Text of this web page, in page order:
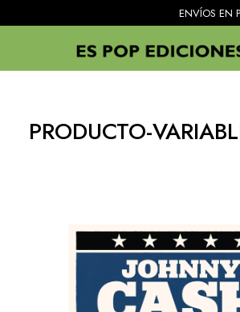
ENVÍOS EN
PRODUCTO-